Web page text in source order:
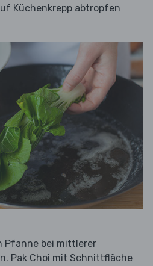
Küchenkrepp abtropfen
Pfanne bei mittlerer
Pak Choi mit Schnittfläche